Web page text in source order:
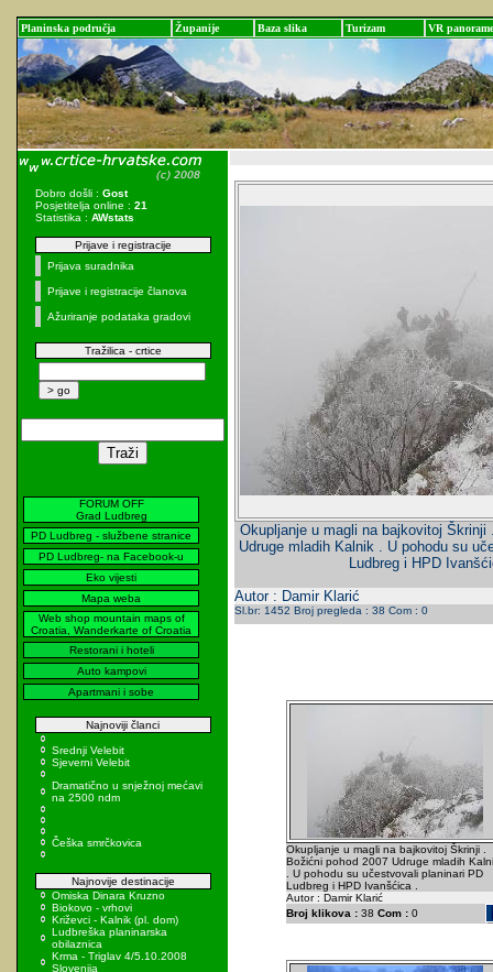
Planinska područja Županije Baza slika Turizam VR panorame
Dobro došli : Gost
Posjetitelja online : 21
Statistika : AWstats
Prijave i registracije
Prijava suradnika
Prijave i registracije članova
Ažuriranje podataka gradovi
Tražilica - crtice
FORUM OFF
Grad Ludbreg
PD Ludbreg - službene stranice
PD Ludbreg- na Facebook-u
Eko vijesti
Mapa weba
Web shop mountain maps of
Croatia, Wanderkarte of Croatia
Restorani i hoteli
Auto kampovi
Apartmani i sobe
Najnoviji članci
Srednji Velebit
Sjeverni Velebit
Dramatično u snježnoj mećavi
na 2500 ndm
Češka smrčkovica
Najnovije destinacije
Omiska Dinara Kruzno
Biokovo - vrhovi
Križevci - Kalnik (pl. dom)
Ludbreška planinarska
obilaznica
Krma - Triglav 4/5.10.2008
Slovenija
Okupljanje u magli na bajkovitoj Škrinji
Udruge mladih Kalnik . U pohodu su
Ludbreg i HPD
Autor : Damir Klarić
Sl.br: 1452 Broj pregleda : 38 Com : 0
Okupljanje u magli na bajkovitoj Škrinji .
Božićni pohod 2007 Udruge mladih
. U pohodu su učestvovali planinari PD
Ludbreg i HPD Ivanšćica .
Autor : Damir Klarić
Broj klikova :38 Com :0